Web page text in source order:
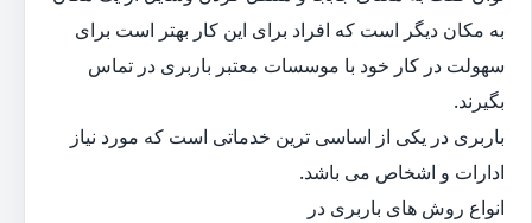
به مکان دیگر است که افراد برای این کار بهتر است برای
سهولت در کار خود با موسسات معتبر باربری در تماس
بگیرند.
باربری در یکی از اساسی ترین خدماتی است که مورد نیاز
ادارات و اشخاص می باشد.
انواع روش های باربری در